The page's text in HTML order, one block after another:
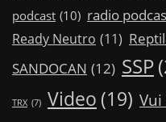
podcast (10) radio
Ready Neutro (11)
SANDOCAN (12) SSP
TRX (7) Video (19) Vui